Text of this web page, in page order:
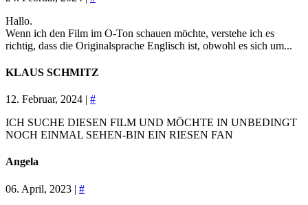
Hallo.
Wenn ich den Film im O-Ton schauen möchte, verstehe ich es
richtig, dass die Originalsprache Englisch ist, obwohl es sich um...
KLAUS SCHMITZ
12. Februar, 2024 | #
ICH SUCHE DIESEN FILM UND MÖCHTE IN UNBEDINGT
NOCH EINMAL SEHEN-BIN EIN RIESEN FAN
Angela
06. April, 2023 | #